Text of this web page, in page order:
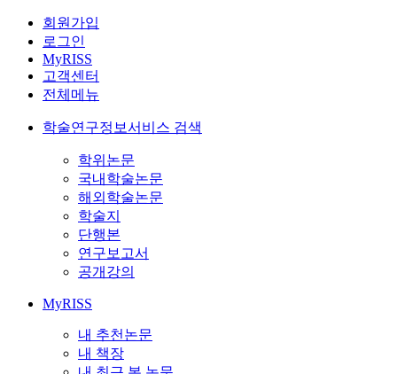
회원가입
로그인
MyRISS
고객센터
전체메뉴
학술연구정보서비스 검색
학위논문
국내학술논문
해외학술논문
학술지
단행본
연구보고서
공개강의
MyRISS
내 추천논문
내 책장